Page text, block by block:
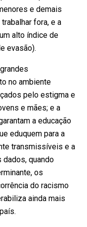
e demais
fora, e a
alto índice de
evasão).
no ambiente
pelo estigma e
e mães; e a
a educação
eduquem para a
transmissíveis e a
quando
os
do racismo
ainda mais